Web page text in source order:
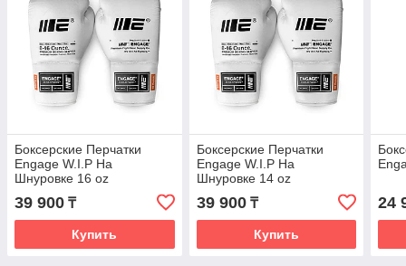
Боксерские Перчатки
Engage W.I.P На
Шнуровке 16 oz
39 900 ₸
Купить
Боксерские Перчатки
Engage W.I.P На
Шнуровке 14 oz
39 900₸
Купить
24